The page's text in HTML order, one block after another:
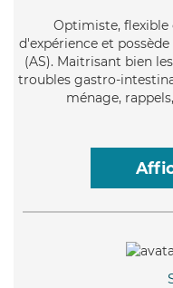
Optimiste, flexible
d'expérience et
(AS). Maitrisant bien
troubles gastro-
ménage,